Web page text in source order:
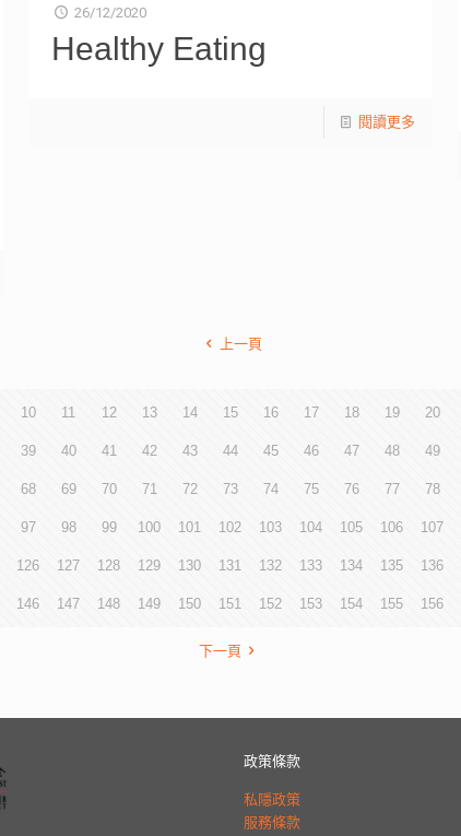
26/12/2020
Healthy Eating
閱讀更多
上一頁
10 11 12 13 14 15 16 17 18 19 20
39 40 41 42 43 44 45 46 47 48 49
68 69 70 71 72 73 74 75 76 77 78
97 98 99 100 101 102 103 104 105 106 107
126 127 128 129 130 131 132 133 134 135 136
146 147 148 149 150 151 152 153 154 155 156
下一頁
政策條款
私隱政策
服務條款